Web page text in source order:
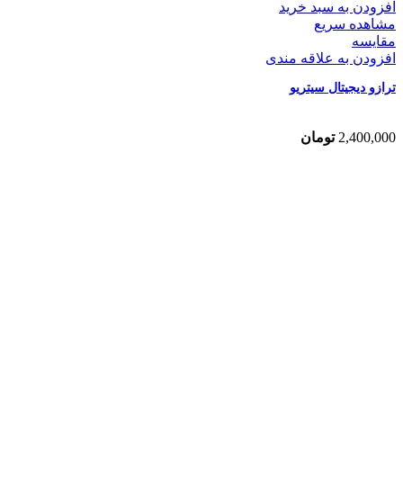
افزودن به سبد خرید
مشاهده سریع
مقایسه
افزودن به علاقه مندی
ترازو دیجیتال سیتریو
2,400,000 تومان